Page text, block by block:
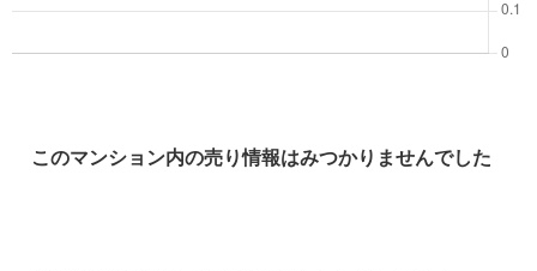
このマンション内の売り情報はみつかりませんでした